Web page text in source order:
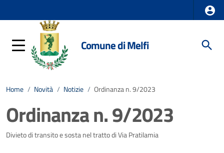
Comune di Melfi
Home / Novità / Notizie / Ordinanza n. 9/2023
Ordinanza n. 9/2023
Dettagli della notizia
Divieto di transito e sosta nel tratto di Via Pratilamia